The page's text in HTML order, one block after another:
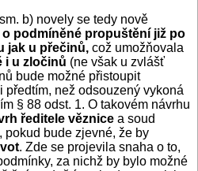
b) novely se tedy nově
podmíněné propuštění již po
jak u přečinů, což umožňovala
i u zločinů (ne však u zvlášť
bude možné přistoupit
předtím, než odsouzený vykoná
§ 88 odst. 1. O takovém návrhu
ředitele věznice a soud
, pokud bude zjevné, že by
. Zde se projevila snaha o to,
za nichž by bylo možné